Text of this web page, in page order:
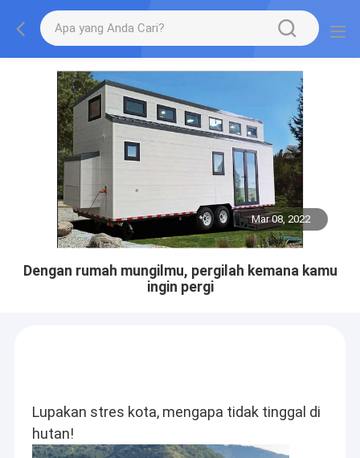
Mar 08, 2022
Dengan rumah mungilmu, pergilah kemana kamu
ingin pergi
Lupakan stres kota, mengapa tidak tinggal di
hutan!